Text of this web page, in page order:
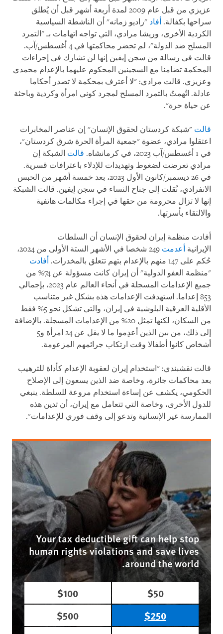
عزيزي من قبل عام 2009 لمدة أربعة أشهر قبل أن يُطلق
سراحها بكفالة. أفاد "راديو زمانه" أن الناشطة السياسية
الكردية الأخرى، وريشا مرادي، التي تواجه اتهامات بـ "التمرد
المسلح ضد الدولة"، لم تحضر محاكمتها في 4 أغسطس/آب.
قالت في رسالة من سجن إيفين إنها لن تشارك في إجراءات
المحكمة تضامنا مع السجينين المحكوم عليهما بالإعدام محمدي
وعزيزي. قالت مرادي: "لا أعترف بمحكمة لا تصدر أحكاما
عادلة. اتُهمتُ بالتمرد المسلح لمجرد كوني امرأة وكردية وباحثة
عن حياة حرة".
قالت "شبكة كردستان لحقوق الإنسان" إن عناصر المخابرات
اعتقلوا مرادي، عضوة "جمعية المرأة الحرة شرق كردستان"،
في 1 أغسطس/آب 2023، في كرمانشاه.
قالت الشبكة إن
مرادي تعرضت لضغوط وتهديدات للإدلاء باعترافات قسرية.
في 26 ديسمبر/كانون الأول 2023، بعد خمسة أشهر من الحبس
الانفرادي، نُقلت إلى جناح النساء في سجن إيفين. قالت الشبكة
إنها لا تزال محرومة من حقها في إجراء مكالمات هاتفية
والالتقاء بأسرتها.
أفادت منظمة إيران لحقوق الإنسان أن السلطات
الإيرانية أعدمت
249 شخصا في الأشهر الستة الأولى من 2024،
حُكم على 147 منهم بالإعدام بتهم تتعلق بالمخدرات.
أفادت
"منظمة العفو الدولية" أن إيران كانت مسؤولة عن 74% من
جميع الإعدامات المسجلة في أنحاء العالم عام 2023، بإجمالي
853 إعداما. استهدفت الإعدامات هذه بشكل غير متناسب
الأقلية العرقية البلوشية في إيران، والتي تشكل نحو 5% فقط
من السكان، لكنها تمثل 20% من الإعدامات المسجلة. بالإضافة
إلى ذلك، من بين الذين أعدِموا ما لا يقل عن 24 امرأة و5
أشخاص كانوا أطفالا وقت ارتكاب جرائمهم المزعومة.
قالت نقشبندي: "استخدام إيران لعقوبة الإعدام كأداة للترهيب
بعد محاكمات جائرة، وخاصة ضد الذين يسعون إلى الإصلاح
الحكومي، يكشف عن إساءة استخدام مروعة للسلطة. ينبغي
للدول الأخرى، وخاصة التي تتعامل مع إيران، أن تدين هذه
الممارسة غير الإنسانية وتدعو إلى وقف فوري للإعدامات".
Your tax deductible gift can help stop
human rights violations and save lives
around the world.
$50
$100
$250
$500